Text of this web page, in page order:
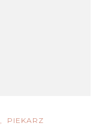
PIEKARZ